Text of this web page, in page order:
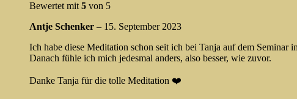
Bewertet mit 5 von 5
Antje Schenker – 15. September 2023
Ich habe diese Meditation schon seit ich bei Tanja auf dem Seminar
Danach fühle ich mich jedesmal anders, also besser, wie zuvor.
Danke Tanja für die tolle Meditation ❤️